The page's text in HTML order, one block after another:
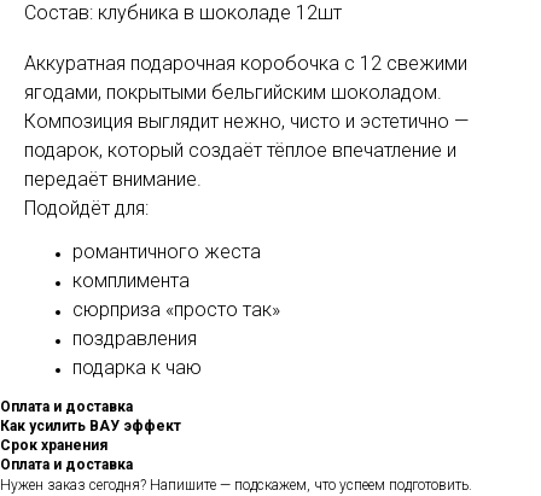
Состав: клубника в шоколаде 12шт
Аккуратная подарочная коробочка с 12 свежими
ягодами, покрытыми бельгийским шоколадом.
Композиция выглядит нежно, чисто и эстетично —
подарок, который создаёт тёплое впечатление и
передаёт внимание.
Подойдёт для:
романтичного жеста
комплимента
сюрприза «просто так»
поздравления
подарка к чаю
Оплата и доставка
Как усилить ВАУ эффект
Срок хранения
Оплата и доставка
Нужен заказ сегодня? Напишите — подскажем, что успеем подготовить.